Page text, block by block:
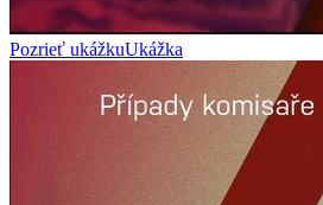
Pozrieť ukážkuUkážka